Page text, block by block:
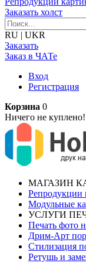
Заказать холст
RU | UKR
Заказать
Заказ в ЧАТе
Вход
Регистрация
Корзина 0
Ничего не куплено!
МАГАЗИН
Репродукции
Модульные
УСЛУГИ
Печать фото
Дрим-Арт
Стилизация
Ретушь и